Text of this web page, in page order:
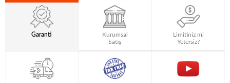
Garanti
Kurumsal
Satış
Limitiniz mi
Yetersiz?